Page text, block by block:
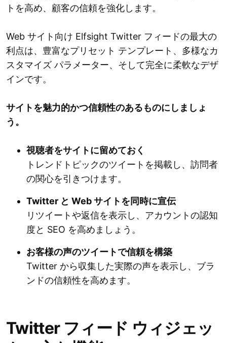
トを高め、顧客の信頼を強化します。
Web サイト向け Elfsight Twitter フィードの最大の
利点は、豊富なプリセット テンプレート、多様なカ
スタマイズ パラメーター、そして完全に柔軟なデザ
インです。
サイトを魅力的かつ信頼性のあるものにしましょ
う。
視聴者をサイトに留めておく
トレンドトピックのツイートを掲載し、訪問者
の関心を引きつけます。
Twitter と Web サイトを同時に宣伝
リツイートや返信を表示し、アカウントの認知
度と SEO を高めましょう。
お客様の声のツイートで信頼を構築
Twitter から収集した実際の声を表示し、ブラ
ンドの信頼性を高めます。
Twitter フィード ウィジェッ